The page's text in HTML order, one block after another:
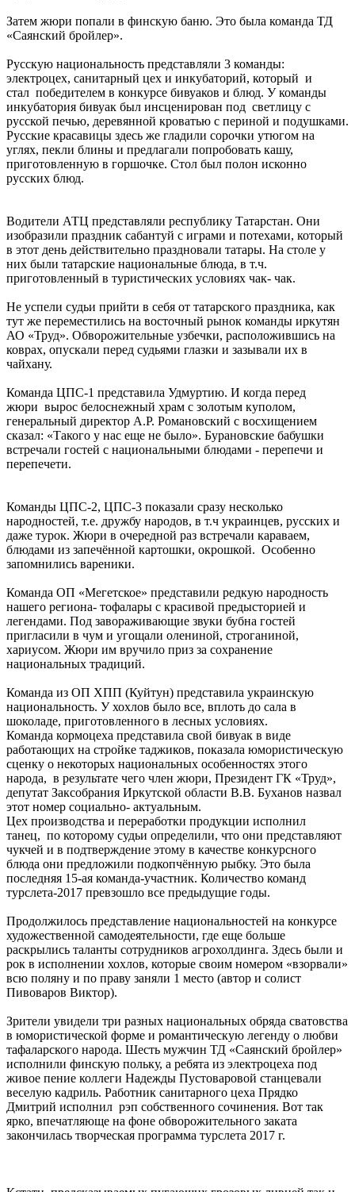
Затем жюри попали в финскую баню. Это была команда ТД
«Саянский бройлер».
Русскую национальность представляли 3 команды:
электроцех, санитарный цех и инкубаторий, который и
стал победителем в конкурсе бивуаков и блюд. У команды
инкубатория бивуак был инсценирован под светлицу с
русской печью, деревянной кроватью с периной и подушками.
Русские красавицы здесь же гладили сорочки утюгом на
углях, пекли блины и предлагали попробовать кашу,
приготовленную в горшочке. Стол был полон исконно
русских блюд.
Водители АТЦ представляли республику Татарстан. Они
изобразили праздник сабантуй с играми и потехами, который
в этот день действительно праздновали татары. На столе у
них были татарские национальные блюда, в т.ч.
приготовленный в туристических условиях чак- чак.
Не успели судьи прийти в себя от татарского праздника, как
тут же переместились на восточный рынок команды иркутян
АО «Труд». Обворожительные узбечки, расположившись на
коврах, опускали перед судьями глазки и зазывали их в
чайхану.
Команда ЦПС-1 представила Удмуртию. И когда перед
жюри вырос белоснежный храм с золотым куполом,
генеральный директор А.Р. Романовский с восхищением
сказал: «Такого у нас еще не было». Бурановские бабушки
встречали гостей с национальными блюдами - перепечи и
перепечети.
Команды ЦПС-2, ЦПС-3 показали сразу несколько
народностей, т.е. дружбу народов, в т.ч украинцев, русских и
даже турок. Жюри в очередной раз встречали караваем,
блюдами из запечённой картошки, окрошкой. Особенно
запомнились вареники.
Команда ОП «Мегетское» представили редкую народность
нашего региона- тофалары с красивой предысторией и
легендами. Под завораживающие звуки бубна гостей
пригласили в чум и угощали олениной, строганиной,
хариусом. Жюри им вручило приз за сохранение
национальных традиций.
Команда из ОП ХПП (Куйтун) представила украинскую
национальность. У хохлов было все, вплоть до сала в
шоколаде, приготовленного в лесных условиях.
Команда кормоцеха представила свой бивуак в виде
работающих на стройке таджиков, показала юмористическую
сценку о некоторых национальных особенностях этого
народа, в результате чего член жюри, Президент ГК «Труд»,
депутат Заксобрания Иркутской области В.В. Буханов назвал
этот номер социально- актуальным.
Цех производства и переработки продукции исполнил
танец, по которому судьи определили, что они представляют
чукчей и в подтверждение этому в качестве конкурсного
блюда они предложили подкопчённую рыбку. Это была
последняя 15-ая команда-участник. Количество команд
турслета-2017 превзошло все предыдущие годы.
Продолжилось представление национальностей на конкурсе
художественной самодеятельности, где еще больше
раскрылись таланты сотрудников агрохолдинга. Здесь были и
рок в исполнении хохлов, которые своим номером «взорвали»
всю поляну и по праву заняли 1 место (автор и солист
Пивоваров Виктор).
Зрители увидели три разных национальных обряда сватовства
в юмористической форме и романтическую легенду о любви
тафаларского народа. Шесть мужчин ТД «Саянский бройлер»
исполнили финскую польку, а ребята из электроцеха под
живое пение коллеги Надежды Пустоваровой станцевали
веселую кадриль. Работник санитарного цеха Прядко
Дмитрий исполнил рэп собственного сочинения. Вот так
ярко, впечатляюще на фоне обворожительного заката
закончилась творческая программа турслета 2017 г.